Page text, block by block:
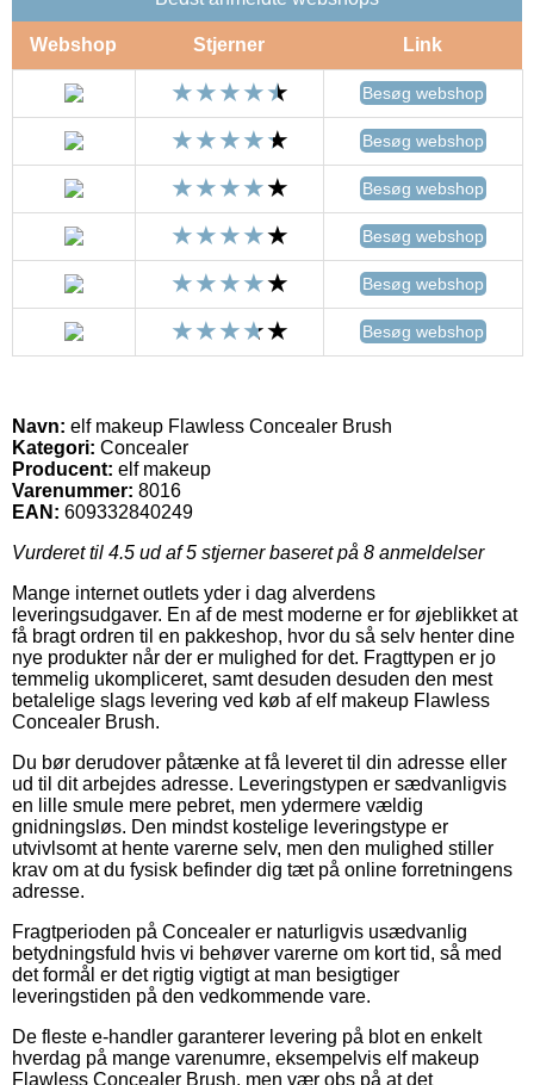
Webshop Stjerner Link
Besøg webshop
Besøg webshop
Besøg webshop
Besøg webshop
Besøg webshop
Besøg webshop
Navn: elf makeup Flawless Concealer Brush
Kategori: Concealer
Producent: elf makeup
Varenummer: 8016
EAN: 609332840249
Vurderet til 4.5 ud af 5 stjerner baseret på 8 anmeldelser
Mange internet outlets yder i dag alverdens
leveringsudgaver. En af de mest moderne er for øjeblikket at
få bragt ordren til en pakkeshop, hvor du så selv henter dine
nye produkter når der er mulighed for det. Fragttypen er jo
temmelig ukompliceret, samt desuden desuden den mest
betalelige slags levering ved køb af elf makeup Flawless
Concealer Brush.
Du bør derudover påtænke at få leveret til din adresse eller
ud til dit arbejdes adresse. Leveringstypen er sædvanligvis
en lille smule mere pebret, men ydermere vældig
gnidningsløs. Den mindst kostelige leveringstype er
utvivlsomt at hente varerne selv, men den mulighed stiller
krav om at du fysisk befinder dig tæt på online forretningens
adresse.
Fragtperioden på Concealer er naturligvis usædvanlig
betydningsfuld hvis vi behøver varerne om kort tid, så med
det formål er det rigtig vigtigt at man besigtiger
leveringstiden på den vedkommende vare.
De fleste e-handler garanterer levering på blot en enkelt
hverdag på mange varenumre, eksempelvis elf makeup
Flawless Concealer Brush, men vær obs på at det